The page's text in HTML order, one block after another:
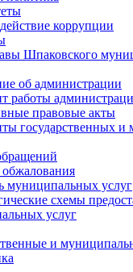
коррупции
Шпаковского
об администрации
работы
правовые акты
государственных
муниципальных услуг
схемы
услуг
и